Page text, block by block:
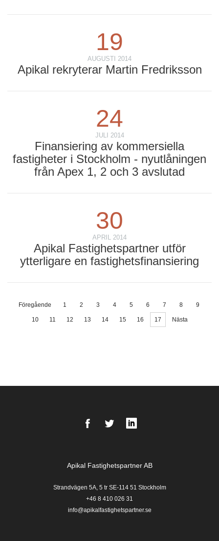
19
AUGUSTI 2014
Apikal rekryterar Martin Fredriksson
24
JULI 2014
Finansiering av kommersiella
fastigheter i Stockholm - nyutlåningen
från Apex 1, 2 och 3 avslutad
30
APRIL 2014
Apikal Fastighetspartner utför
ytterligare en fastighetsfinansiering
Föregående 1 2 3 4 5 6 7 8 9
10 11 12 13 14 15 16 17 Nästa
FacebookTwitter LinkedIn
Apikal Fastighetspartner AB
Strandvägen 5A, 5 tr SE-114 51 Stockholm
+46 8 410 026 31
info@apikalfastighetspartner.se